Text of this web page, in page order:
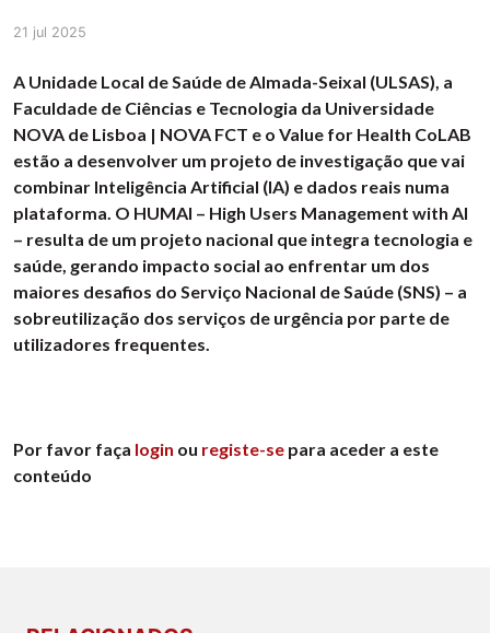
21 jul 2025
A Unidade Local de Saúde de Almada-Seixal (ULSAS), a
Faculdade de Ciências e Tecnologia da Universidade
NOVA de Lisboa | NOVA FCT e o Value for Health CoLAB
estão a desenvolver um projeto de investigação que vai
combinar Inteligência Artificial (IA) e dados reais numa
plataforma. O HUMAI – High Users Management with AI
– resulta de um projeto nacional que integra tecnologia e
saúde, gerando impacto social ao enfrentar um dos
maiores desafios do Serviço Nacional de Saúde (SNS) – a
sobreutilização dos serviços de urgência por parte de
utilizadores frequentes.
Por favor faça login ou registe-se para aceder a este
conteúdo